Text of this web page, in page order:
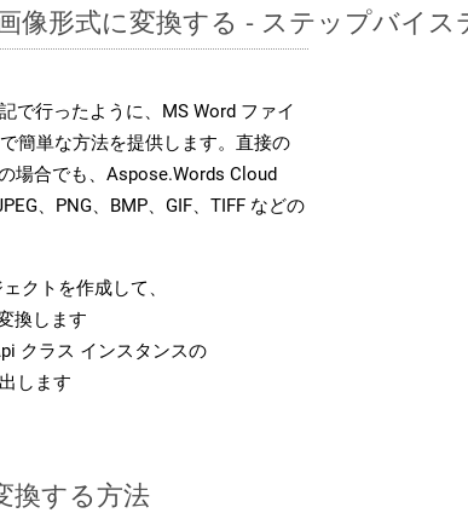
像形式に変換する - ステップバイ
で行ったように、MS Word ファイ
簡単な方法を提供します。直接の
場合でも、Aspose.Words Cloud
、PNG、BMP、GIF、TIFF などの
クトを作成して、
換します
クラス インスタンスの
します
換する方法